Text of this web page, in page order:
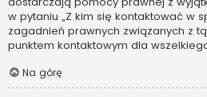
w pytaniu „Z kim się kontaktować w
zagadnień prawnych związanych z
punktem kontaktowym dla
Na górę